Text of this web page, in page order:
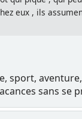
eux , ils
sport,
sans se